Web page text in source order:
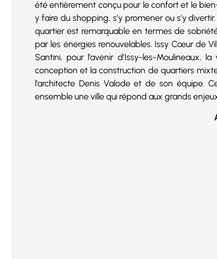
été entièrement conçu pour le confort et le
y faire du shopping, s’y promener ou s’y
quartier est remarquable en termes de
par les énergies renouvelables. Issy Cœur de
Santini, pour l’avenir d’Issy-les-Moulineaux,
conception et la construction de quartiers
l’architecte Denis Valode et de son équipe.
ensemble une ville qui répond aux grands